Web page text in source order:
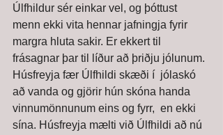
Úlfhildur sér einkar vel, og þóttust
menn ekki vita hennar jafningja fyrir
margra hluta sakir. Er ekkert til
frásagnar þar til líður að þriðju jólunum.
Húsfreyja fær Úlfhildi skæði í  jólaskó
að vanda og gjörir hún skóna handa
vinnumönnunum eins og fyrr,  en ekki
sína. Húsfreyja mælti við Úlfhildi að nú